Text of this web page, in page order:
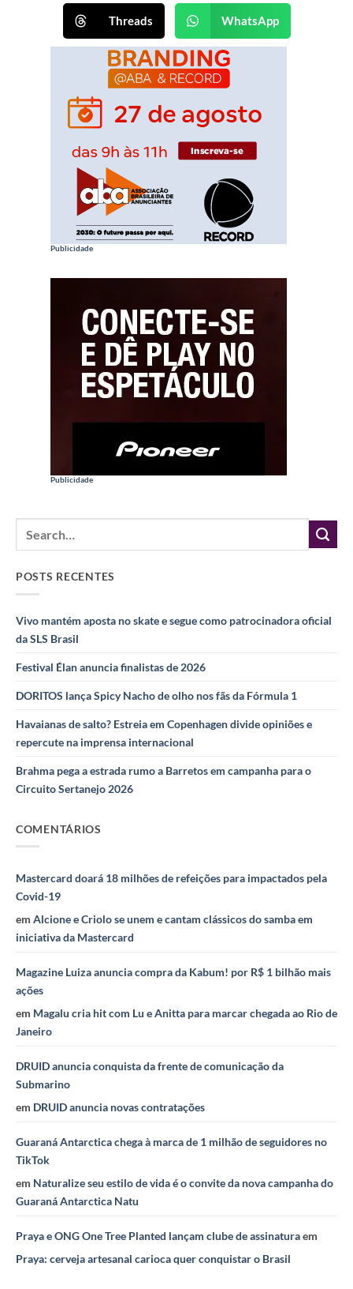
Threads WhatsApp
Publicidade
Publicidade
POSTS RECENTES
Vivo mantém aposta no skate e segue como patrocinadora oficial
da SLS Brasil
Festival Élan anuncia finalistas de 2026
DORITOS lança Spicy Nacho de olho nos fãs da Fórmula 1
Havaianas de salto? Estreia em Copenhagen divide opiniões e
repercute na imprensa internacional
Brahma pega a estrada rumo a Barretos em campanha para o
Circuito Sertanejo 2026
COMENTÁRIOS
Mastercard doará 18 milhões de refeições para impactados pela
Covid-19
em Alcione e Criolo se unem e cantam clássicos do samba em
iniciativa da Mastercard
Magazine Luiza anuncia compra da Kabum! por R$ 1 bilhão mais
ações
em Magalu cria hit com Lu e Anitta para marcar chegada ao Rio de
Janeiro
DRUID anuncia conquista da frente de comunicação da
Submarino
em DRUID anuncia novas contratações
Guaraná Antarctica chega à marca de 1 milhão de seguidores no
TikTok
em Naturalize seu estilo de vida é o convite da nova campanha do
Guaraná Antarctica Natu
Praya e ONG One Tree Planted lançam clube de assinaturaem
Praya: cerveja artesanal carioca quer conquistar o Brasil